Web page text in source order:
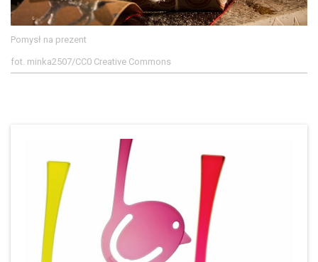
Pomysł na prezent
fot. minka2507/CC0 Creative Commons